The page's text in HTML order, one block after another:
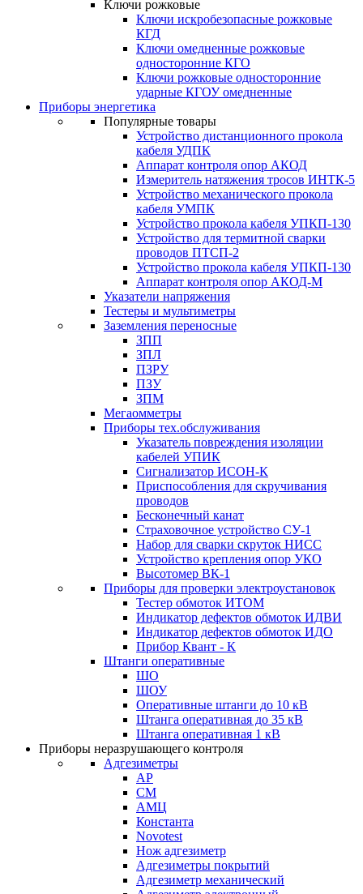
Ключи рожковые
Ключи искробезопасные рожковые
КГД
Ключи омедненные рожковые
односторонние КГО
Ключи рожковые односторонние
ударные КГОУ омедненные
Приборы энергетика
Популярные товары
Устройство дистанционного прокола
кабеля УДПК
Аппарат контроля опор АКОД
Измеритель натяжения тросов ИНТК-5
Устройство механического прокола
кабеля УМПК
Устройство прокола кабеля УПКП-130
Устройство для термитной сварки
проводов ПТСП-2
Устройство прокола кабеля УПКП-130
Аппарат контроля опор АКОД-М
Указатели напряжения
Тестеры и мультиметры
Заземления переносные
ЗПП
ЗПЛ
ПЗРУ
ПЗУ
ЗПМ
Мегаомметры
Приборы тех.обслуживания
Указатель повреждения изоляции
кабелей УПИК
Сигнализатор ИСОН-К
Приспособления для скручивания
проводов
Бесконечный канат
Страховочное устройство СУ-1
Набор для сварки скруток НИСС
Устройство крепления опор УКО
Высотомер ВК-1
Приборы для проверки электроустановок
Тестер обмоток ИТОМ
Индикатор дефектов обмоток ИДВИ
Индикатор дефектов обмоток ИДО
Прибор Квант - К
Штанги оперативные
ШО
ШОУ
Оперативные штанги до 10 кВ
Штанга оперативная до 35 кВ
Штанга оперативная 1 кВ
Приборы неразрушающего контроля
Адгезиметры
АР
СМ
АМЦ
Константа
Novotest
Нож адгезиметр
Адгезиметры покрытий
Адгезиметр механический